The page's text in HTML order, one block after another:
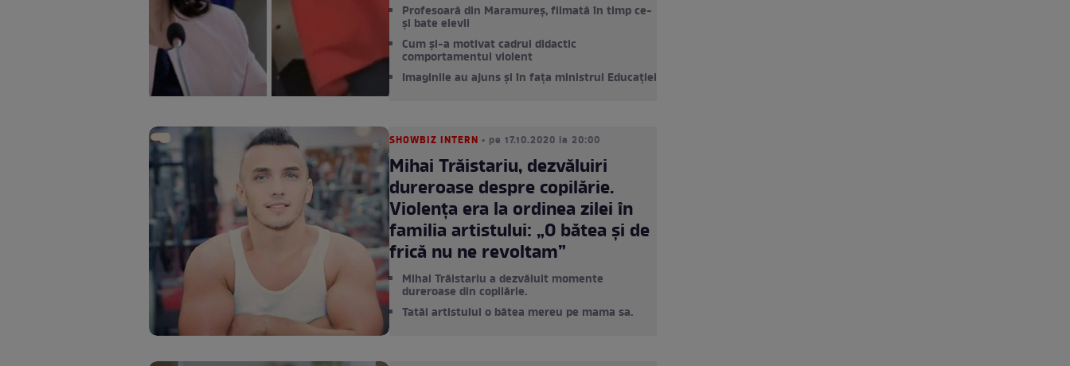
Profesoară din Maramureș, filmată în timp ce-
și bate elevii
Cum și-a motivat cadrul didactic
comportamentul violent
Imaginile au ajuns și în fața ministrul Educației
SHOWBIZ INTERN • pe 17.10.2020 la 20:00
Mihai Trăistariu, dezvăluiri
dureroase despre copilărie.
Violența era la ordinea zilei în
familia artistului: „O bătea și de
frică nu ne revoltam”
Mihai Trăistariu a dezvăluit momente
dureroase din copilărie.
Tatăl artistului o bătea mereu pe mama sa.